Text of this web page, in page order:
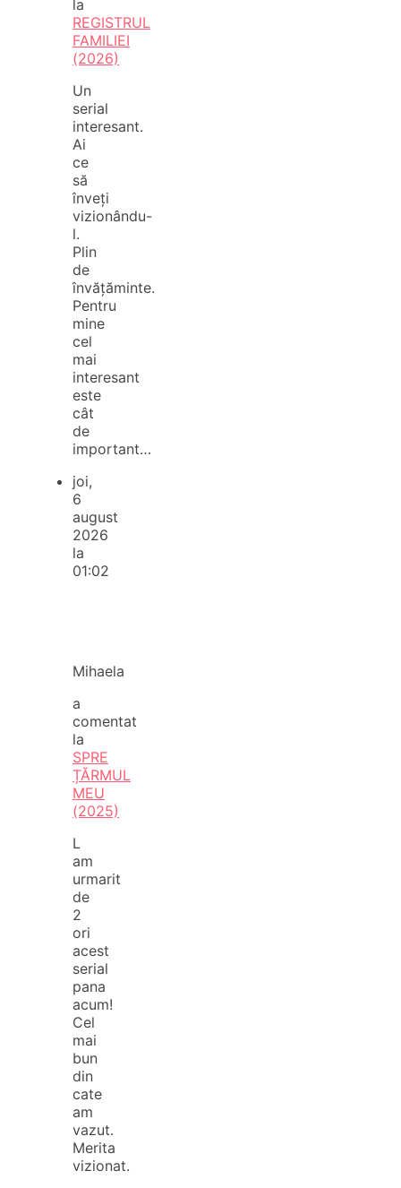
la
REGISTRUL
FAMILIEI
(2026)
Un
serial
interesant.
Ai
ce
să
înveți
vizionându-
l.
Plin
de
învățăminte.
Pentru
mine
cel
mai
interesant
este
cât
de
important…
joi,
6
august
2026
la
01:02
Mihaela
a
comentat
la
SPRE
ȚĂRMUL
MEU
(2025)
L
am
urmarit
de
2
ori
acest
serial
pana
acum!
Cel
mai
bun
din
cate
am
vazut.
Merita
vizionat.